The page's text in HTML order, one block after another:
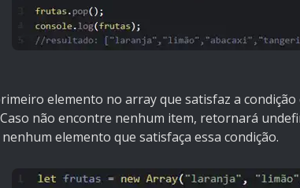
elemento no array que satisfaz a
não encontre nenhum item, retornará
elemento que satisfaça essa condição.